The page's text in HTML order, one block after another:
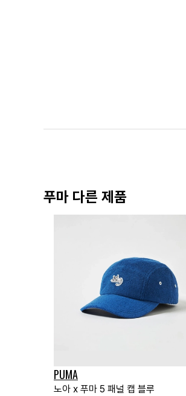
푸마 다른 제품
PUMA
노아 x 푸마 5 패널 캡 블루